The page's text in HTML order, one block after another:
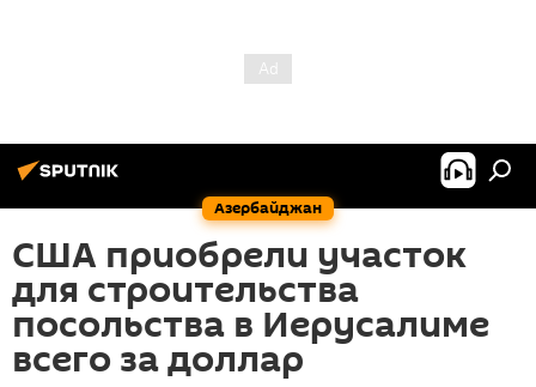
Азербайджан
США приобрели участок
для строительства
посольства в Иерусалиме
всего за доллар